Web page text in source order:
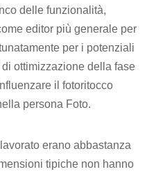
delle funzionalità,
editor più generale per
per i potenziali
ottimizzazione della fase
il fotoritocco
persona Foto.
erano abbastanza
tipiche non hanno